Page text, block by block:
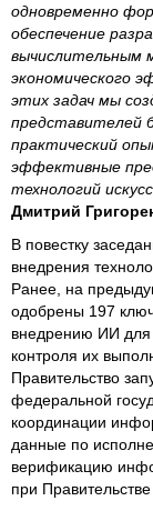
одновременно
обеспечение
вычислительным
экономического
этих задач мы
представителей
практический
эффективные
технологий
Дмитрий
В повестку
внедрения
Ранее, на
одобрены 197
внедрению ИИ для
контроля их
Правительство
федеральной
координации
данные по
верификацию
при